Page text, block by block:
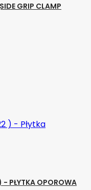
GRIP CLAMP
- PŁYTKA OPOROWA